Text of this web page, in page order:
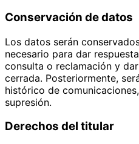
Conservación de datos
Los datos serán
necesario para dar
consulta o reclamación y
cerrada. Posteriormente,
histórico de
supresión.
Derechos del titular